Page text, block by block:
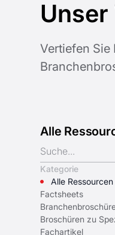
Vertiefen
Alle
Kategorie
Alle Ressourcen
Factsheets
Broschüren zu
Fachartikel